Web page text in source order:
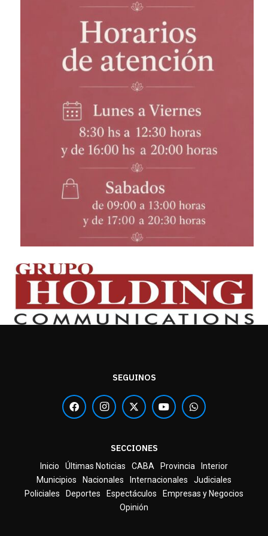
SEGUINOS
SECCIONES
Inicio Últimas Noticias CABA Provincia
Interior
Municipios
Nacionales Internacionales
Judiciales
Policiales
Deportes Espectáculos
Empresas y Negocios
Opinión